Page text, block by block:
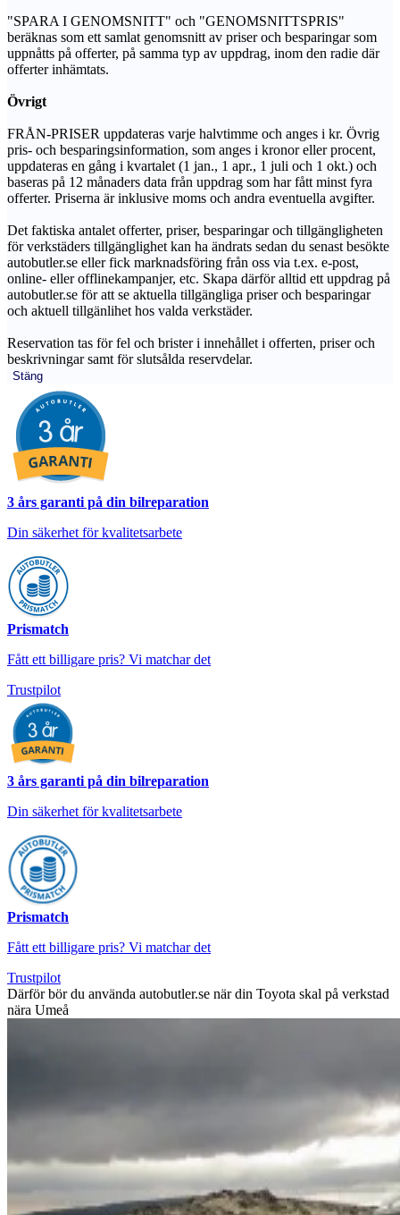
"SPARA I GENOMSNITT" och "GENOMSNITTSPRIS"
beräknas som ett samlat genomsnitt av priser och besparingar som
uppnåtts på offerter, på samma typ av uppdrag, inom den radie där
offerter inhämtats.
Övrigt
FRÅN-PRISER uppdateras varje halvtimme och anges i kr. Övrig
pris- och besparingsinformation, som anges i kronor eller procent,
uppdateras en gång i kvartalet (1 jan., 1 apr., 1 juli och 1 okt.) och
baseras på 12 månaders data från uppdrag som har fått minst fyra
offerter. Priserna är inklusive moms och andra eventuella avgifter.
Det faktiska antalet offerter, priser, besparingar och tillgängligheten
för verkstäders tillgänglighet kan ha ändrats sedan du senast besökte
autobutler.se eller fick marknadsföring från oss via t.ex. e-post,
online- eller offlinekampanjer, etc. Skapa därför alltid ett uppdrag på
autobutler.se för att se aktuella tillgängliga priser och besparingar
och aktuell tillgänlihet hos valda verkstäder.
Reservation tas för fel och brister i innehållet i offerten, priser och
beskrivningar samt för slutsålda reservdelar.
Stäng
3 års garanti på din bilreparation
Din säkerhet för kvalitetsarbete
Prismatch
Fått ett billigare pris? Vi matchar det
Trustpilot
3 års garanti på din bilreparation
Din säkerhet för kvalitetsarbete
Prismatch
Fått ett billigare pris? Vi matchar det
Trustpilot
Därför bör du använda autobutler.se när din Toyota skal på verkstad
nära Umeå